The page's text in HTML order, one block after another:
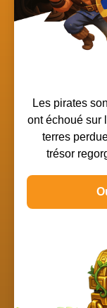
Les pirates
ont échoué sur
terres
trésor